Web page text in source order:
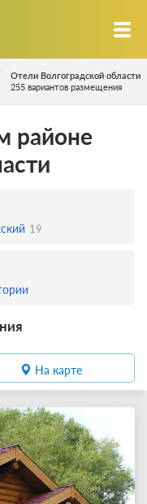
Отели Волгоградской области
255 вариантов размещения
районе
19
На карте